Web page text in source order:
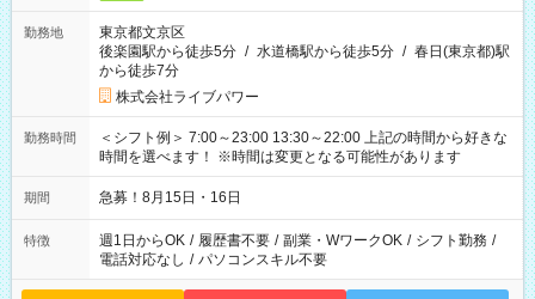
勤務地
東京都文京区
後楽園駅から徒歩5分 / 水道橋駅から徒歩5分 / 春日(東京都)駅
から徒歩7分
株式会社ライブパワー
勤務時間
＜シフト例＞ 7:00～23:00 13:30～22:00 上記の時間から好きな
時間を選べます！ ※時間は変更となる可能性があります
期間 急募！8月15日・16日
特徴 週1日からOK / 履歴書不要 / 副業・WワークOK / シフト勤務 /
電話対応なし / パソコンスキル不要